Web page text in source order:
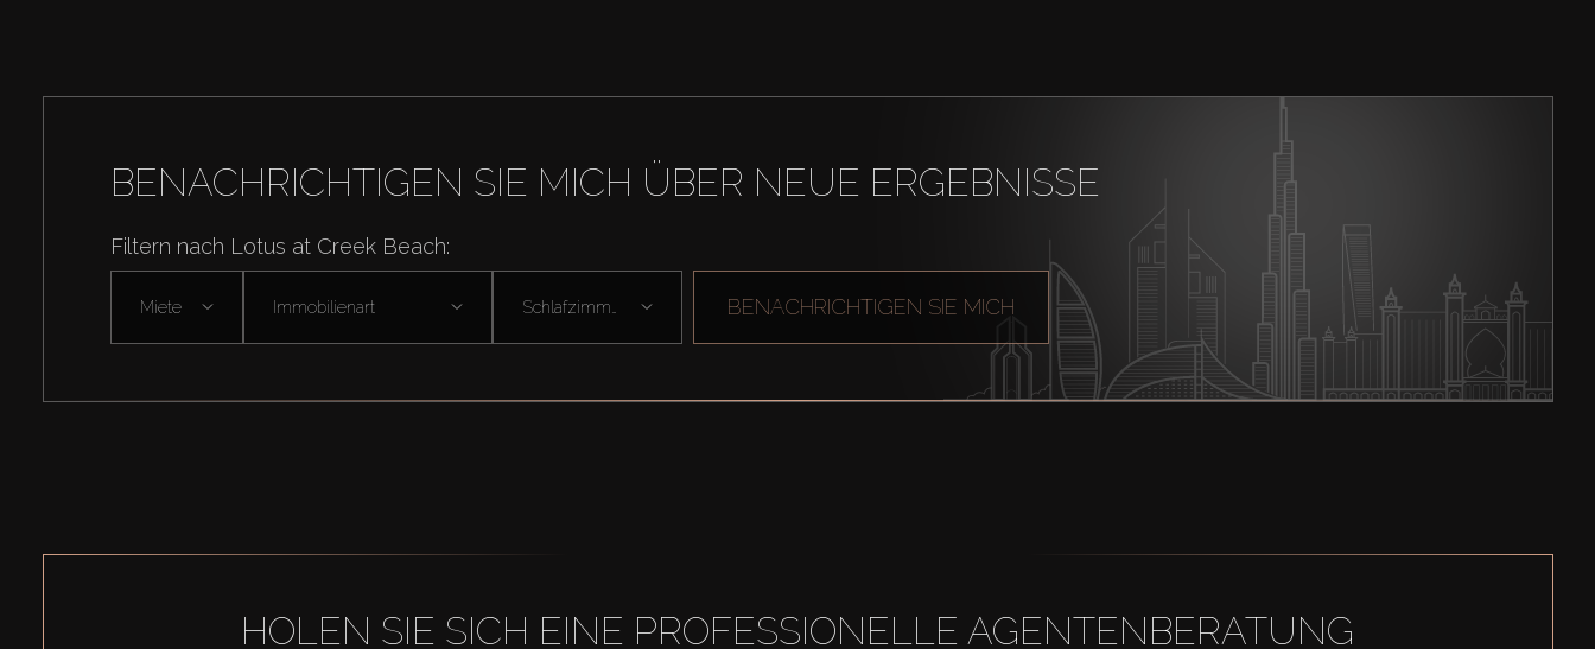
BENACHRICHTIGEN SIE MICH ÜBER NEUE ERGEBNISSE
Filtern nach Lotus at Creek Beach:
Miete Immobilienart BENACHRICHTIGEN SIE MICH
HOLEN SIE SICH EINE PROFESSIONELLE AGENTENBERATUNG